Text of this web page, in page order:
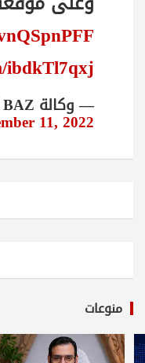
ibdkTl7qxj
— وكالة BAZ الاخبارية (@baznewz)
11, 2022
منوعات